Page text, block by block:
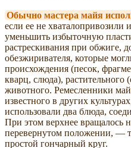
Обычно мастера майя
если ее не хваталопривозили
уменьшить избыточную
растрескивания при обжиге,
обезжиривателя, которые
происхождения (песок,
кварц, слюда), растительного
животного. Ремесленники
известного в других
использовали два блюда,
При этом верхнее вращалось
перевернутом положении, —
простой гончарный круг.